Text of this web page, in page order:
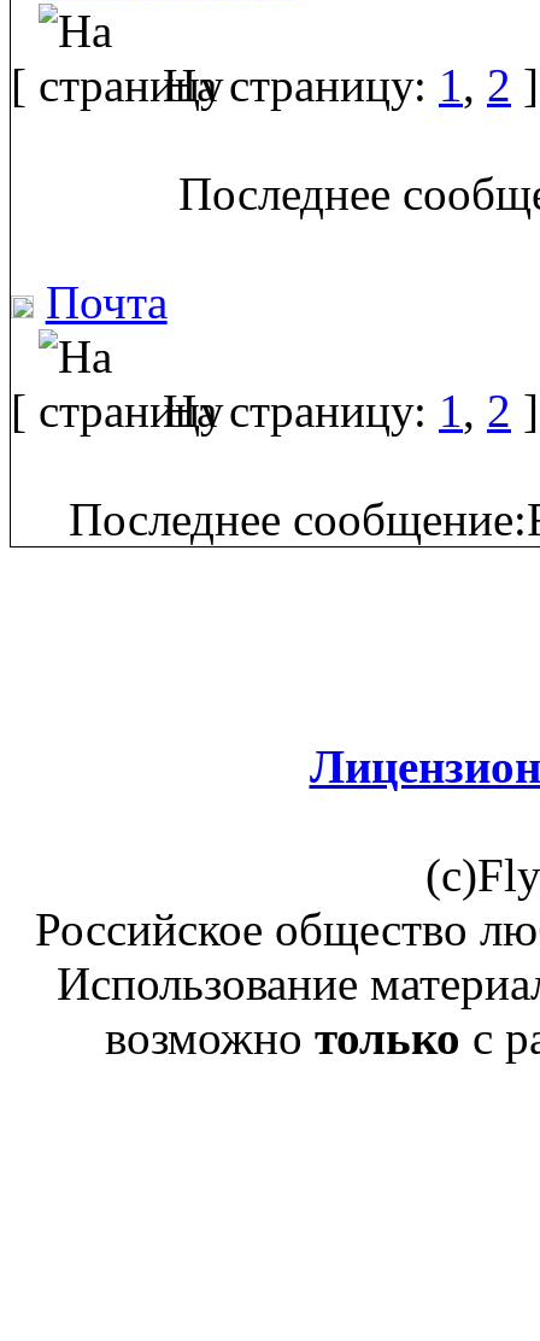
[ На страницу: 1, 2 ]
Последнее
Почта
[ На страницу: 1, 2 ]
Последнее
Российское общество
Использование
возможно только с